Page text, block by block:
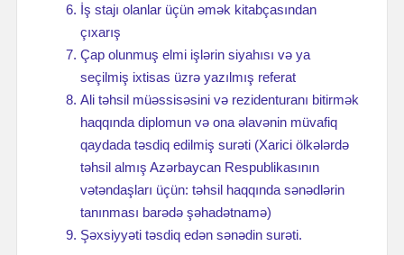
İş stajı olanlar üçün əmək kitabçasından
çıxarış
Çap olunmuş elmi işlərin siyahısı və ya
seçilmiş ixtisas üzrə yazılmış referat
Ali təhsil müəssisəsini və rezidenturanı bitirmək
haqqında diplomun və ona əlavənin müvafiq
qaydada təsdiq edilmiş surəti (Xarici ölkələrdə
təhsil almış Azərbaycan Respublikasının
vətəndaşları üçün: təhsil haqqında sənədlərin
tanınması barədə şəhadətnamə)
Şəxsiyyəti təsdiq edən sənədin surəti.